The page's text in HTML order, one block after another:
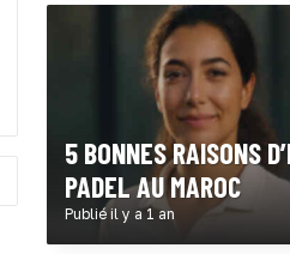
5 BONNES RAISONS
PADEL AU MAROC
Publié il y a 1 an